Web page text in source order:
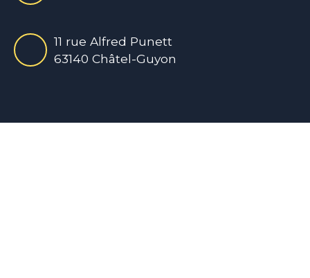
11 rue Alfred Punett
63140 Châtel-Guyon